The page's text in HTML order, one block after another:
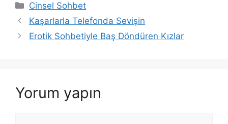
Kategoriler
Cinsel Sohbet
Kaşarlarla Telefonda Sevişin
Erotik Sohbetiyle Baş Döndüren Kızlar
Yorum yapın